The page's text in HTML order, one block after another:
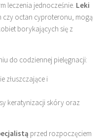
leczenia jednocześnie. Leki
czy octan cyproteronu, mogą
borykających się z
do codziennej pielęgnacji:
złuszczające i
keratynizacji skóry oraz
przed rozpoczęciem